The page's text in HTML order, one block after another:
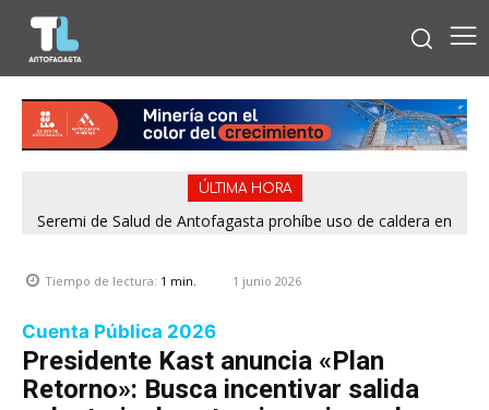
ÚLTIMA HORA
Seremi de Salud de Antofagasta prohíbe uso de caldera en
Tiempo de lectura: 1 min. 1 junio 2026
Cuenta Pública 2026
Presidente Kast anuncia «Plan
Retorno»: Busca incentivar salida